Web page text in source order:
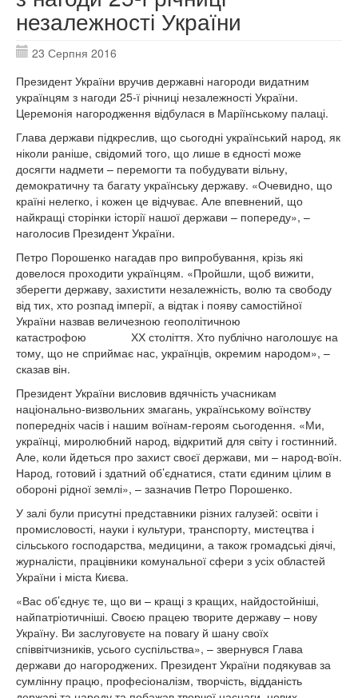
незалежності України
23 Серпня 2016
Президент України вручив державні нагороди видатним
українцям з нагоди 25-ї річниці незалежності України.
Церемонія нагородження відбулася в Маріїнському палаці.
Глава держави підкреслив, що сьогодні український народ, як
ніколи раніше, свідомий того, що лише в єдності може
досягти надмети – перемогти та побудувати вільну,
демократичну та багату українську державу. «Очевидно, що
країні нелегко, і кожен це відчуває. Але впевнений, що
найкращі сторінки історії нашої держави – попереду», –
наголосив Президент України.
Петро Порошенко нагадав про випробування, крізь які
довелося проходити українцям. «Пройшли, щоб вижити,
зберегти державу, захистити незалежність, волю та свободу
від тих, хто розпад імперії, а відтак і появу самостійної
України назвав величезною геополітичною
катастрофою ХХ століття. Хто публічно наголошує на
тому, що не сприймає нас, українців, окремим народом», –
сказав він.
Президент України висловив вдячність учасникам
національно-визвольних змагань, українському воїнству
попередніх часів і нашим воїнам-героям сьогодення. «Ми,
українці, миролюбний народ, відкритий для світу і гостинний.
Але, коли йдеться про захист своєї держави, ми – народ-воїн.
Народ, готовий і здатний об’єднатися, стати єдиним цілим в
обороні рідної землі», – зазначив Петро Порошенко.
У залі були присутні представники різних галузей: освіти і
промисловості, науки і культури, транспорту, мистецтва і
сільського господарства, медицини, а також громадські діячі,
журналісти, працівники комунальної сфери з усіх областей
України і міста Києва.
«Вас об’єднує те, що ви – кращі з кращих, найдостойніші,
найпатріотичніші. Своєю працею творите державу – нову
Україну. Ви заслуговуєте на повагу й шану своїх
співвітчизників, усього суспільства», – звернувся Глава
держави до нагороджених. Президент України подякував за
сумлінну працю, професіоналізм, творчість, відданість